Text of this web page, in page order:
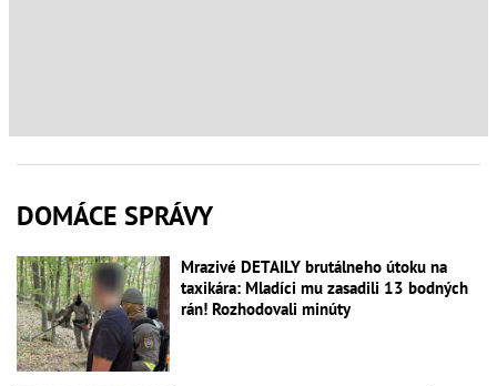
DOMÁCE SPRÁVY
Mrazivé DETAILY brutálneho útoku na
taxikára: Mladíci mu zasadili 13 bodných
rán! Rozhodovali minúty